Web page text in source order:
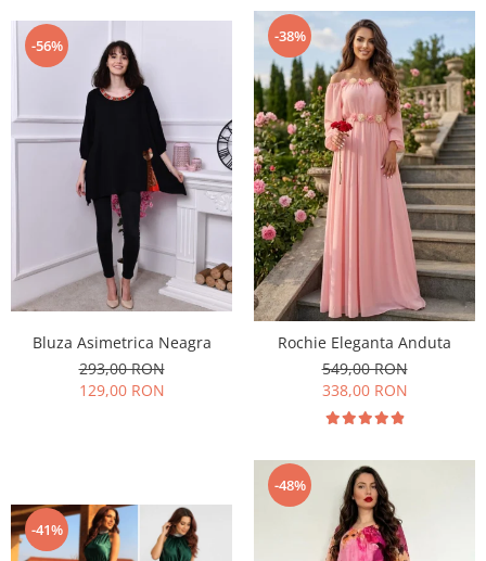
-56%
Bluza Asimetrica Neagra
293,00 RON
129,00 RON
-38%
Rochie Eleganta Anduta
549,00 RON
338,00 RON
-41%
-48%